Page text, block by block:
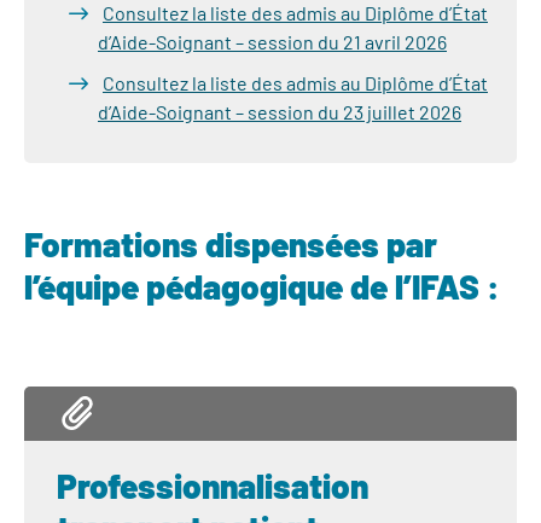
Consultez la liste des admis au Diplôme d’État
d’Aide-Soignant – session du 21 avril 2026
Consultez la liste des admis au Diplôme d’État
d’Aide-Soignant – session du 23 juillet 2026
Formations dispensées par
l’équipe pédagogique de l’IFAS :
Professionnalisation